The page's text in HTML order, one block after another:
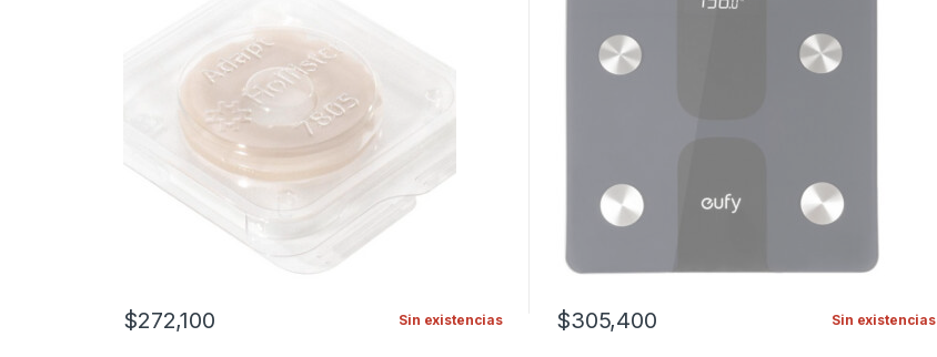
$272,100 Sin existencias $305,400 Sin existencias